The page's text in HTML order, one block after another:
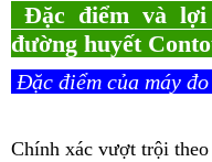
Đặc điểm và
đường huyết
Đặc điểm của máy
Chính xác vượt trội